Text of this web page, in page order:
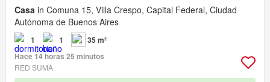
Casa in Comuna 15, Villa Crespo, Capital Federal, Ciudad
Autónoma de Buenos Aires
1 1
35 m²
Hace 14 horas 25 minutos
RED SUMA